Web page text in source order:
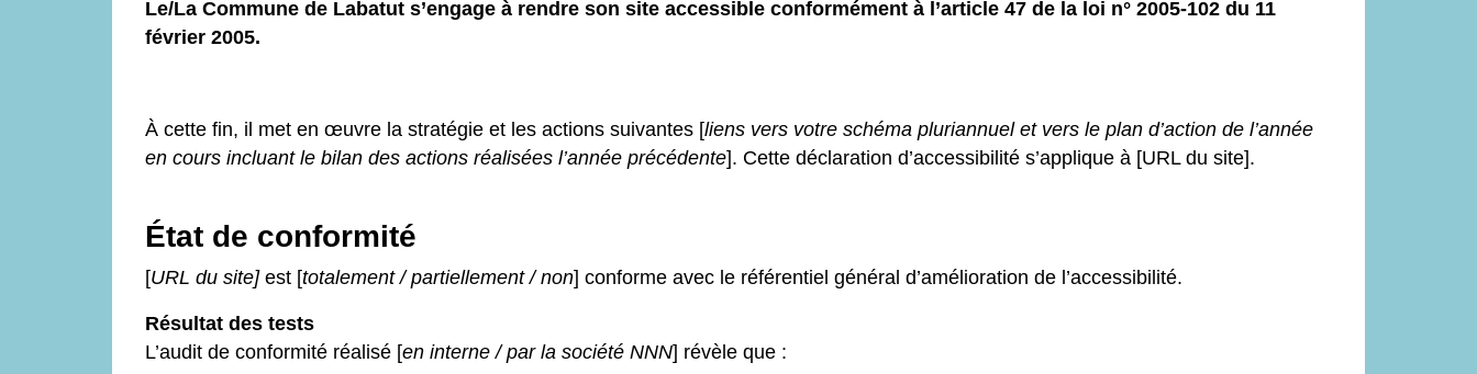
Le/La Commune de Labatut s’engage à rendre son site accessible conformément à l’article 47 de la loi n° 2005-102 du 11
février 2005.
À cette fin, il met en œuvre la stratégie et les actions suivantes [liens vers votre schéma pluriannuel et vers le plan d’action de l’année
en cours incluant le bilan des actions réalisées l’année précédente]. Cette déclaration d’accessibilité s’applique à [URL du site].
État de conformité
[URL du site] est [totalement / partiellement / non] conforme avec le référentiel général d’amélioration de l’accessibilité.
Résultat des tests
L’audit de conformité réalisé [en interne / par la société NNN] révèle que :